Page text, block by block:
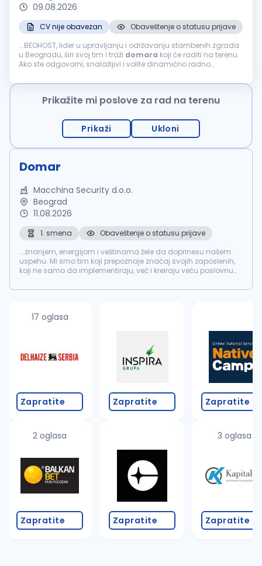
09.08.2026
CV nije obavezan
Obaveštenje o statusu prijave
...BEOHOST, lider u upravljanju i održavanju stambenih zgrada
u Beogradu, širi svoj tim i traži domara koji će raditi na terenu.
Ako ste odgovorni, snalažljivi i volite dinamično radno
Prikažite mi poslove za rad na terenu
Prikaži Ukloni
Domar
Macchina Security d.o.o.
Beograd
11.08.2026
1. smena
Obaveštenje o statusu prijave
...znanjem, energijom i veštinama žele da doprinesu našem
uspehu. Mi smo tim koji prepoznaje značaj svojih zaposlenih,
koji ne samo da implementiraju, već i kreiraju veću poslovnu
posla: ...
17 oglasa
Zapratite
2 oglasa
Zapratite
Zapratite
Zapratite
Zapratite
3 oglasa
Zapratite